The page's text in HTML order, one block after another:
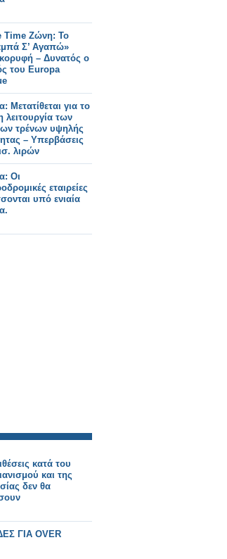
Time Ζώνη: Το
Σ’ Αγαπώ»
– Δυνατός ο
του Europa
Μετατίθεται για το
λειτουργία των
τρένων υψηλής
– Υπερβάσεις
λιρών
Οι
εταιρείες
υπό ενιαία
κατά του
και της
δεν θα
ΓΙΑ OVER